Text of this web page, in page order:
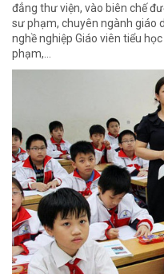
đẳng thư viện, vào biên chế
sư phạm, chuyên ngành giáo
nghề nghiệp Giáo viên tiểu
phạm,…